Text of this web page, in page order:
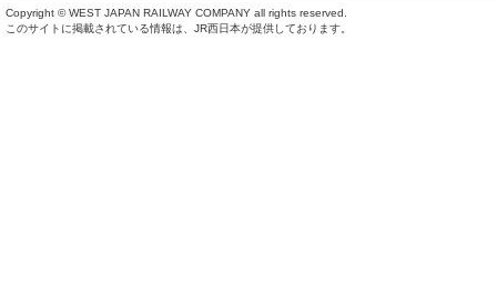
Copyright © WEST JAPAN RAILWAY COMPANY all rights reserved.
このサイトに掲載されている情報は、JR西日本が提供しております。